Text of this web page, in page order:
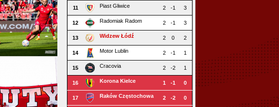
11 Piast Gliwice 2 -1 3
12 Radomiak Radom 2 -1 3
13 Widzew Łódź 2 0 2
14 Motor Lublin 2 -1 1
15 Cracovia 2 -2 1
16 Korona Kielce 1 -1 0
17 Raków Częstochowa 2 -2 0